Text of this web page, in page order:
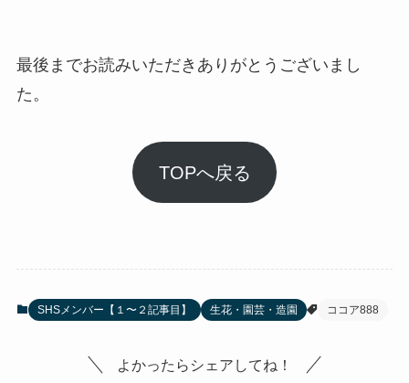
最後までお読みいただきありがとうございまし
た。
TOPへ戻る
SHSメンバー【１〜２記事目】 生花・園芸・造園 ココア888
よかったらシェアしてね！